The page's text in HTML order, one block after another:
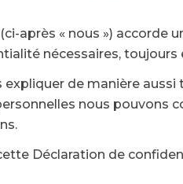
après « nous »)
nécessaires,
de manière
nous
Déclaration de